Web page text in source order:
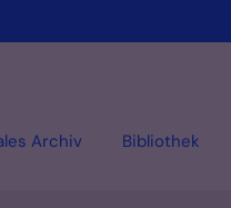
Archiv Bibliothek